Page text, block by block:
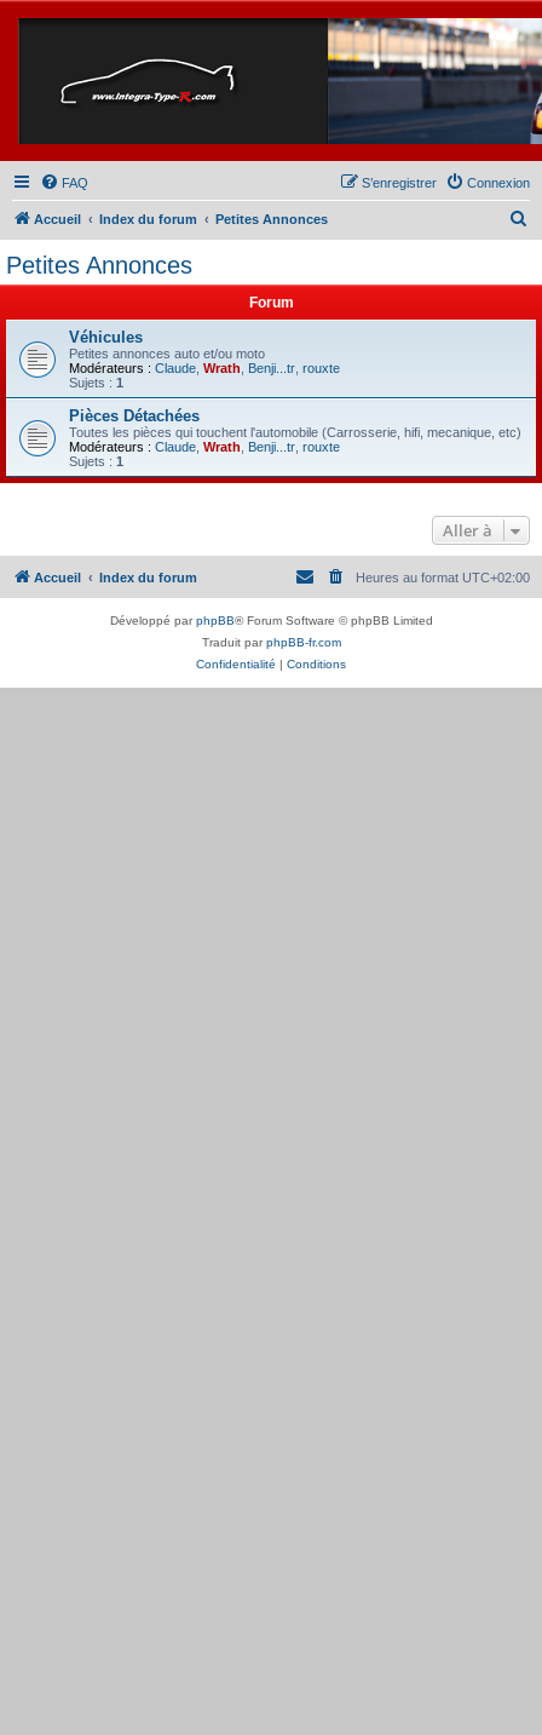
FAQ Connexion
S’enregistrer
Accueil Index du forum Petites Annonces
r
Petites Annonces
Forum
Véhicules
Petites annonces auto et/ou moto
Modérateurs : Claude Wrath Benji...tr rouxte
Sujets : 1
Pièces Détachées
Toutes les pièces qui touchent l'automobile (Carrosserie, hifi, mecanique, etc)
Modérateurs : Claude Wrath Benji...tr rouxte
Sujets : 1
Aller à
Accueil Index du forum Heures au format UTC+02:00
Développé parphpBB® Forum Software © phpBB Limited
Traduit parphpBB-fr.com
Confidentialité | Conditions